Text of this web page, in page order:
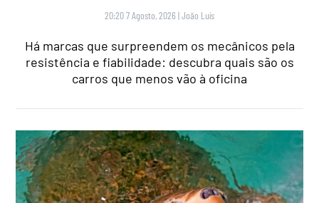
20:20 7 Agosto, 2026 |João Luís
Há marcas que surpreendem os mecânicos pela
resistência e fiabilidade: descubra quais são os
carros que menos vão à oficina